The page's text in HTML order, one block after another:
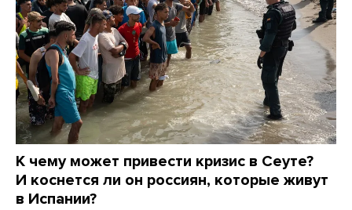
К чему может привести кризис в Сеуте?
И коснется ли он россиян, которые живут
в Испании?